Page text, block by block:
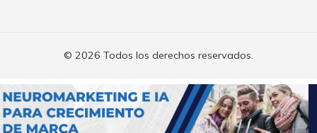
© 2026 Todos los derechos reservados.